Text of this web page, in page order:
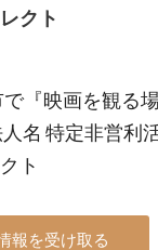
クト
『映画を観る
名 特定非営利
ト
報を受け取る